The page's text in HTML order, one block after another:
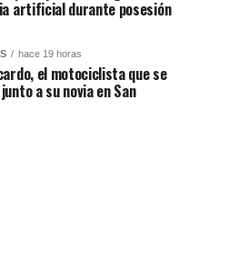
artificial durante posesión
hace 19 horas
el motociclista que se
a su novia en San